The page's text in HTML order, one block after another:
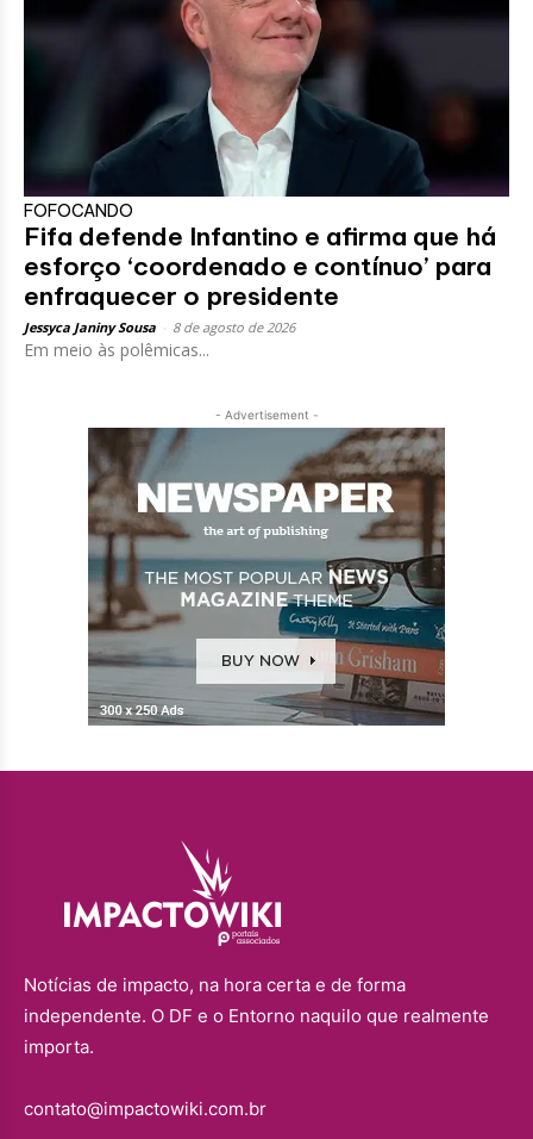
FOFOCANDO
Fifa defende Infantino e afirma que há
esforço ‘coordenado e contínuo’ para
enfraquecer o presidente
Jessyca Janiny Sousa 8 de agosto de 2026
Em meio às polêmicas...
- Advertisement -
Notícias de impacto, na hora certa e de forma
independente. O DF e o Entorno naquilo que realmente
importa.
contato@impactowiki.com.br